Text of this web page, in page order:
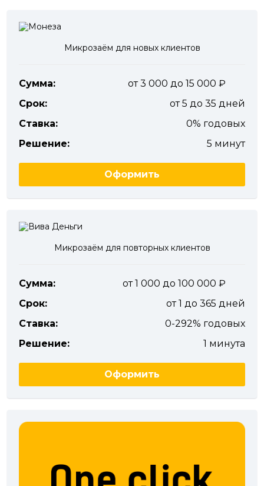
Микрозаём для новых клиентов
Сумма:
от 3 000 до 15 000
Срок:
от 5 до 35 дней
Ставка:
0% годовых
Решение:
5 минут
Оформить
Микрозаём для повторных клиентов
Сумма:
от 1 000 до 100 000
Срок:
от 1 до 365 дней
Ставка:
0-292% годовых
Решение:
1 минута
Оформить